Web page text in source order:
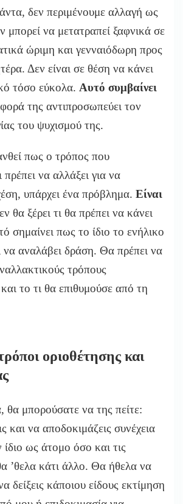
δεν περιμένουμε αλλαγή ως
μπορεί να μετατραπεί ξαφνικά σε
ώριμη και γενναιόδωρη προς
Δεν είναι σε θέση να κάνει
τόσο εύκολα. Αυτό συμβαίνει
της αντιπροσωπεύει τον
του ψυχισμού της.
πως ο τρόπος που
πρέπει να αλλάξει για να
υπάρχει ένα πρόβλημα. Είναι
θα ξέρει τι θα πρέπει να κάνει
σημαίνει πως το ίδιο το ενήλικο
να αναλάβει δράση. Θα πρέπει να
τρόπους
το τι θα επιθυμούσε από τη
οριοθέτησης και
θα μπορούσατε να της πείτε:
και να αποδοκιμάζεις συνέχεια
ως άτομο όσο και τις
’θελα κάτι άλλο. Θα ήθελα να
δείξεις κάποιου είδους εκτίμηση